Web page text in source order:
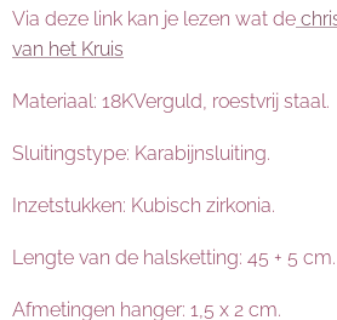
Via deze link kan je lezen wat de
van het Kruis
Materiaal: 18KVerguld, roestvrij staal.
Sluitingstype: Karabijnsluiting.
Inzetstukken: Kubisch zirkonia.
Lengte van de halsketting: 45 + 5 cm.
Afmetingen hanger: 1,5 x 2 cm.